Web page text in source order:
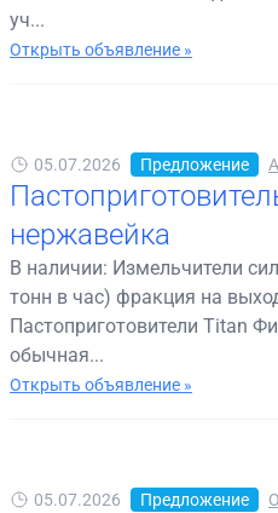
уч...
Открыть объявление »
05.07.2026 Предложение
нержавейка
В наличии: Измельчители
тонн в час) фракция на
Пастоприготовители Titan
обычная...
Открыть объявление »
05.07.2026 Предложение